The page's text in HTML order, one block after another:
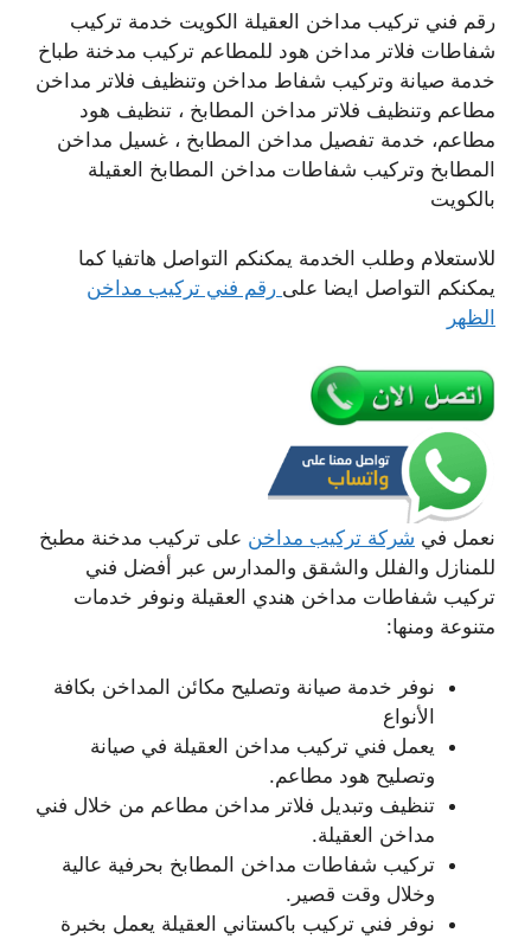
رقم فني تركيب مداخن العقيلة الكويت خدمة تركيب
شفاطات فلاتر مداخن هود للمطاعم تركيب مدخنة طباخ
خدمة صيانة وتركيب شفاط مداخن وتنظيف فلاتر مداخن
مطاعم وتنظيف فلاتر مداخن المطابخ ، تنظيف هود
مطاعم، خدمة تفصيل مداخن المطابخ ، غسيل مداخن
المطابخ وتركيب شفاطات مداخن المطابخ العقيلة
بالكويت
للاستعلام وطلب الخدمة يمكنكم التواصل هاتفيا كما
يمكنكم التواصل ايضا على رقم فني تركيب مداخن
الظهر
نعمل في شركة تركيب مداخن على تركيب مدخنة مطبخ
للمنازل والفلل والشقق والمدارس عبر أفضل فني
تركيب شفاطات مداخن هندي العقيلة ونوفر خدمات
متنوعة ومنها:
نوفر خدمة صيانة وتصليح مكائن المداخن بكافة
الأنواع
يعمل فني تركيب مداخن العقيلة في صيانة
وتصليح هود مطاعم.
تنظيف وتبديل فلاتر مداخن مطاعم من خلال فني
مداخن العقيلة.
تركيب شفاطات مداخن المطابخ بحرفية عالية
وخلال وقت قصير.
نوفر فني تركيب باكستاني العقيلة يعمل بخبرة